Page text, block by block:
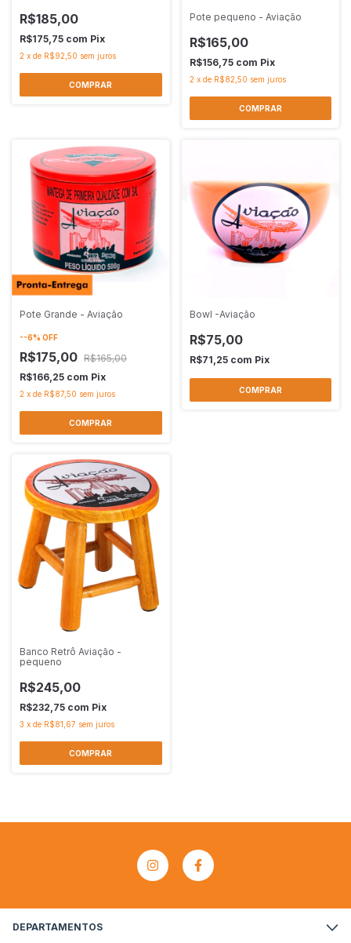
R$185,00
R$175,75 com Pix
2 x de R$92,50 sem juros
Pote pequeno - Aviação
R$165,00
R$156,75 com Pix
2 x de R$82,50 sem juros
Pote Grande - Aviação
--6% OFF
R$175,00 R$165,00
R$166,25 com Pix
2 x de R$87,50 sem juros
Bowl -Aviação
R$75,00
R$71,25 com Pix
Banco Retrô Aviação -
pequeno
R$245,00
R$232,75 com Pix
3 x de R$81,67 sem juros
DEPARTAMENTOS